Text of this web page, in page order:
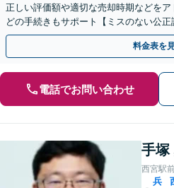
正しい評価額や適切な売却時期などを
どの手続きもサポート【ミスのない公
点から遺言書を作成します。
料金表を
電話でお問い合わせ
手塚
西宮駅
兵